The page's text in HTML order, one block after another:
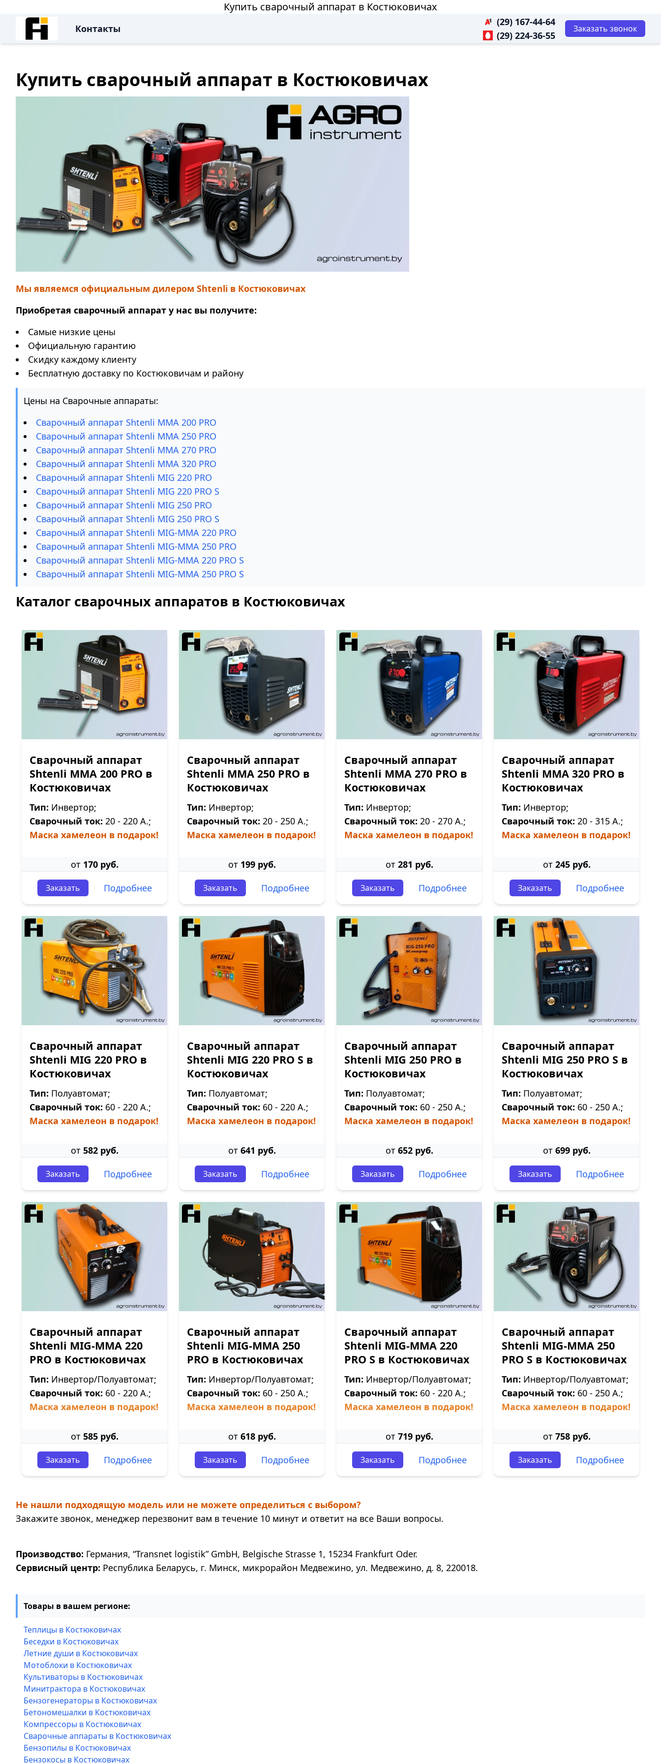
Купить сварочный аппарат в Костюковичах
Контакты
(29) 167-44-64
(29) 224-36-55
Заказать звонок
Купить сварочный аппарат в Костюковичах
Мы являемся официальным дилером Shtenli в Костюковичах
Приобретая сварочный аппарат у нас вы получите:
Самые низкие цены
Официальную гарантию
Скидку каждому клиенту
Бесплатную доставку по Костюковичам и району
Цены на Сварочные аппараты:
Сварочный аппарат Shtenli ММА 200 PRO
Сварочный аппарат Shtenli ММА 250 PRO
Сварочный аппарат Shtenli ММА 270 PRO
Сварочный аппарат Shtenli ММА 320 PRO
Сварочный аппарат Shtenli МIG 220 PRO
Сварочный аппарат Shtenli МIG 220 PRO S
Сварочный аппарат Shtenli МIG 250 PRO
Сварочный аппарат Shtenli МIG 250 PRO S
Сварочный аппарат Shtenli МIG-MMA 220 PRO
Сварочный аппарат Shtenli МIG-MMA 250 PRO
Сварочный аппарат Shtenli МIG-MMA 220 PRO S
Сварочный аппарат Shtenli МIG-MMA 250 PRO S
Каталог сварочных аппаратов в Костюковичах
Сварочный аппарат
Shtenli ММА 200 PRO в
Костюковичах
Тип: Инвертор;
Сварочный ток: 20 - 220 А.;
Маска хамелеон в подарок!
от 170 руб.
Заказать Подробнее
Сварочный аппарат
Shtenli ММА 250 PRO в
Костюковичах
Тип: Инвертор;
Сварочный ток: 20 - 250 А.;
Маска хамелеон в подарок!
от 199 руб.
Заказать Подробнее
Сварочный аппарат
Shtenli ММА 270 PRO в
Костюковичах
Тип: Инвертор;
Сварочный ток: 20 - 270 А.;
Маска хамелеон в подарок!
от 281 руб.
Заказать Подробнее
Сварочный аппарат
Shtenli ММА 320 PRO в
Костюковичах
Тип: Инвертор;
Сварочный ток: 20 - 315 А.;
Маска хамелеон в подарок!
от 245 руб.
Заказать Подробнее
Сварочный аппарат
Shtenli МIG 220 PRO в
Костюковичах
Тип: Полуавтомат;
Сварочный ток: 60 - 220 А.;
Маска хамелеон в подарок!
от 582 руб.
Заказать Подробнее
Сварочный аппарат
Shtenli МIG 220 PRO S в
Костюковичах
Тип: Полуавтомат;
Сварочный ток: 60 - 220 А.;
Маска хамелеон в подарок!
от 641 руб.
Заказать Подробнее
Сварочный аппарат
Shtenli МIG 250 PRO в
Костюковичах
Тип: Полуавтомат;
Сварочный ток: 60 - 250 А.;
Маска хамелеон в подарок!
от 652 руб.
Заказать Подробнее
Сварочный аппарат
Shtenli МIG 250 PRO S в
Костюковичах
Тип: Полуавтомат;
Сварочный ток: 60 - 250 А.;
Маска хамелеон в подарок!
от 699 руб.
Заказать Подробнее
Сварочный аппарат
Shtenli МIG-MMA 220
PRO в Костюковичах
Тип: Инвертор/Полуавтомат;
Сварочный ток: 60 - 220 А.;
Маска хамелеон в подарок!
от 585 руб.
Заказать Подробнее
Сварочный аппарат
Shtenli МIG-MMA 250
PRO в Костюковичах
Тип: Инвертор/Полуавтомат;
Сварочный ток: 60 - 250 А.;
Маска хамелеон в подарок!
от 618 руб.
Заказать Подробнее
Сварочный аппарат
Shtenli МIG-MMA 220
PRO S в Костюковичах
Тип: Инвертор/Полуавтомат;
Сварочный ток: 60 - 220 А.;
Маска хамелеон в подарок!
от 719 руб.
Заказать Подробнее
Сварочный аппарат
Shtenli МIG-MMA 250
PRO S в Костюковичах
Тип: Инвертор/Полуавтомат;
Сварочный ток: 60 - 250 А.;
Маска хамелеон в подарок!
от 758 руб.
Заказать Подробнее
Не нашли подходящую модель или не можете определиться с выбором?
Закажите звонок, менеджер перезвонит вам в течение 10 минут и ответит на все Ваши вопросы.
Производство: Германия, “Transnet logistik” GmbH, Belgische Strasse 1, 15234 Frankfurt Oder.
Сервисный центр: Республика Беларусь, г. Минск, микрорайон Медвежино, ул. Медвежино, д. 8, 220018.
Товары в вашем регионе:
Теплицы в Костюковичах
Беседки в Костюковичах
Летние души в Костюковичах
Мотоблоки в Костюковичах
Культиваторы в Костюковичах
Минитрактора в Костюковичах
Бензогенераторы в Костюковичах
Бетономешалки в Костюковичах
Компрессоры в Костюковичах
Сварочные аппараты в Костюковичах
Бензопилы в Костюковичах
Бензокосы в Костюковичах